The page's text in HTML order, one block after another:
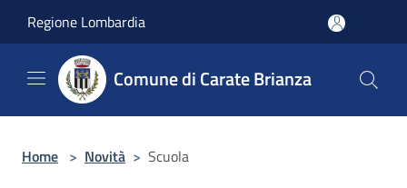
Regione Lombardia
Comune di Carate Brianza
Home > Novità > Scuola